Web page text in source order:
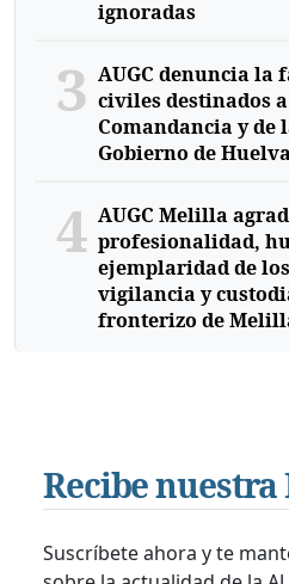
ignoradas
3 AUGC denuncia la
civiles destinados
Comandancia y de
Gobierno de Huelva
4 AUGC Melilla
profesionalidad,
ejemplaridad de
vigilancia y
fronterizo de
Recibe
Suscríbete ahora y te